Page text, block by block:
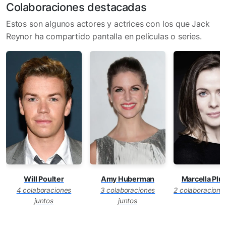
Colaboraciones destacadas
Estos son algunos actores y actrices con los que Jack
Reynor ha compartido pantalla en películas o series.
Will Poulter
4 colaboraciones
juntos
Amy Huberman
3 colaboraciones
juntos
Marcella
2